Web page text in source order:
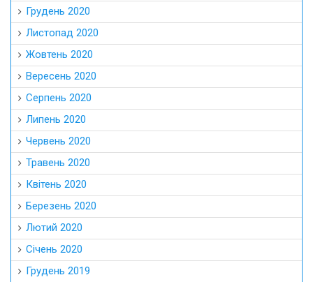
Грудень 2020
Листопад 2020
Жовтень 2020
Вересень 2020
Серпень 2020
Липень 2020
Червень 2020
Травень 2020
Квітень 2020
Березень 2020
Лютий 2020
Січень 2020
Грудень 2019